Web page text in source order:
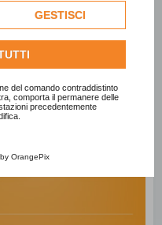
essere utilizzati
Per ulteriori
i dati raccolti,
Google
completa.
GESTISCI
del comando contraddistinto
comporta il permanere delle
precedentemente
OrangePix
CercaRicerca avanzata